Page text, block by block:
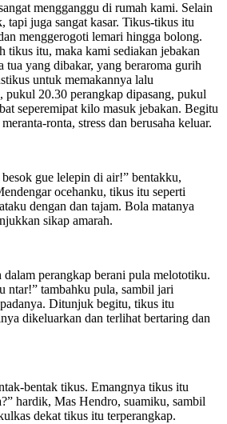
mengganggu di rumah kami. Selain
tapi juga sangat kasar. Tikus-tikus itu
menggerogoti lemari hingga bolong.
tikus itu, maka kami sediakan jebakan
tua yang dibakar, yang beraroma gurih
untuk memakannya lalu
pukul 20.30 perangkap dipasang, pukul
seperemipat kilo masuk jebakan. Begitu
ronta, stress dan berusaha keluar.
gue lelepin di air!” bentakku,
ocehanku, tikus itu seperti
dengan dan tajam. Bola matanya
sikap amarah.
dalam perangkap berani pula melototiku.
ntar!” tambahku pula, sambil jari
Ditunjuk begitu, tikus itu
dikeluarkan dan terlihat bertaring dan
bentak tikus. Emangnya tikus itu
hardik, Mas Hendro, suamiku, sambil
dekat tikus itu terperangkap.